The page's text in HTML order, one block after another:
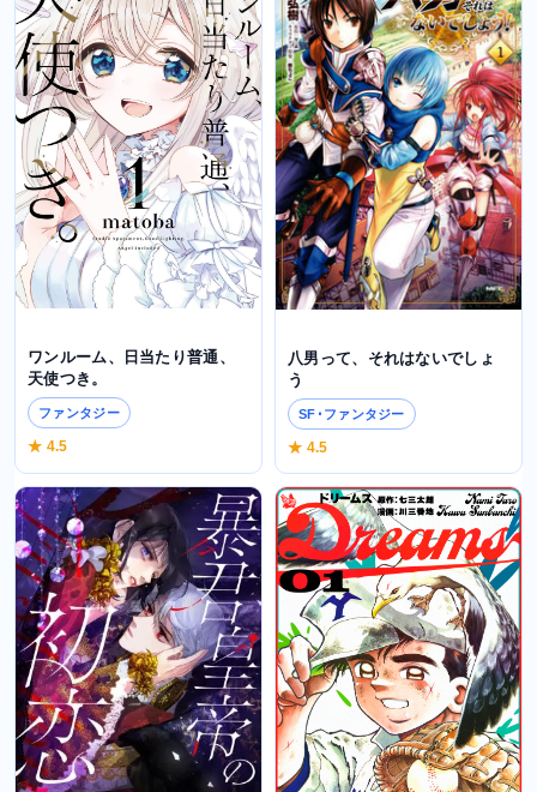
ワンルーム、日当たり普通、
天使つき。
ファンタジー
★ 4.5
八男って、それはないでしょ
う
SF･ファンタジー
★ 4.5